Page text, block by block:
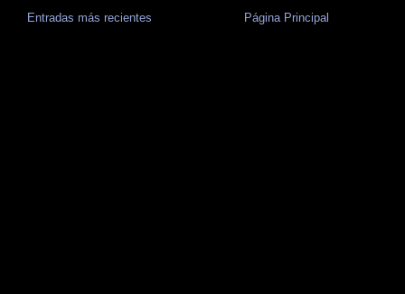
Entradas más recientes Página Principal